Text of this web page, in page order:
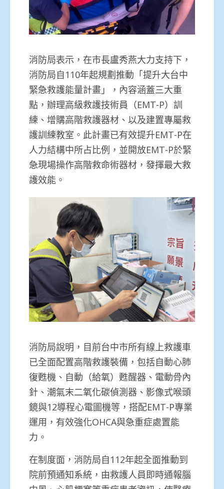
消防局表示，在市長盧秀燕大力支持下，
消防局自110年起規劃推動「提升大台中
緊急救護能量計畫」，內容涵蓋三大重
點，辦理高級救護技術員（EMT-P）訓
練、增購高階救護器材、以及建置專屬救
護訓練教室。此計畫已有效提升EMT-P在
人力結構中所占比例，並開放EMT-P於緊
急現場操作高階救命術器材，發揮最大救
護效能。
消防局說明，目前台中市所有線上救護車
已全面配置高階救護裝備，包括自動心肺
復甦機、自動（給氧）甦醒器、電動骨內
針、潮氣末二氧化碳偵測器、影像式喉頭
鏡與12導程心電圖機等，搭配EMT-P專業
運用，有效強化OHCA與急重症處置能
力。
在制度面，消防局自112年起全面推動到
院前預通知系統，由救護人員即時通報腦